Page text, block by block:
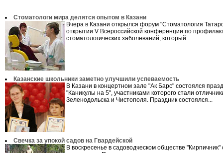
Стоматологи мира делятся опытом в Казани
Вчера в Казани открылся форум "Стоматология
открытии V Всероссийской конференции по
стоматологических заболеваний, который...
Казанские школьники заметно улучшили успеваемость
В Казани в концертном зале "Ак Барс" состоялся
"Каникулы на 5", участниками которого стали
Зеленодольска и Чистополя. Праздник состоялся...
Свечка за упокой садов на Гвардейской
В воскресенье в садоводческом обществе